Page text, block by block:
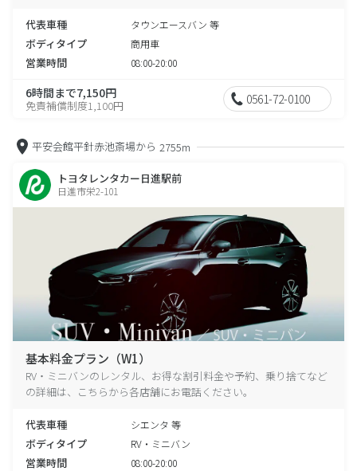
代表車種 タウンエースバン 等
ボディタイプ 商用車
営業時間 08:00-20:00
6時間まで7,150円
免責補償制度1,100円 0561-72-0100
平安会館平針赤池斎場から 2755m
トヨタレンタカー日進駅前
日進市栄2-101
基本料金プラン（W1）
RV・ミニバンのレンタル、お得な割引料金や予約、乗り捨てなど
の詳細は、こちらから各店舗にお電話ください。
代表車種 シエンタ 等
ボディタイプ RV・ミニバン
営業時間 08:00-20:00